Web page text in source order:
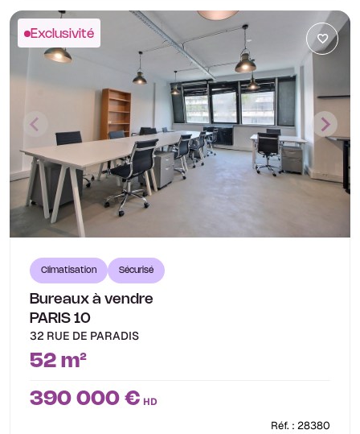
Exclusivité
Climatisation Sécurisé
Bureaux à vendre
PARIS 10
32 RUE DE PARADIS
52 m²
390 000 € HD
Réf. : 28380